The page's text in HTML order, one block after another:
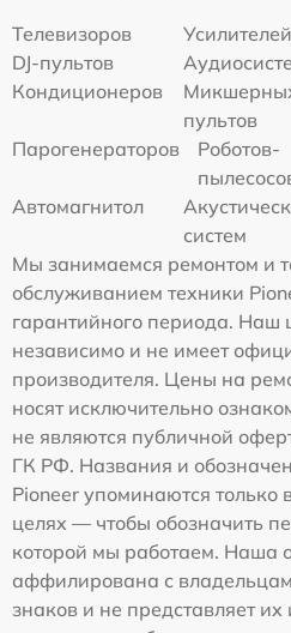
Телевизоров
Усилителей
DJ-пультов
Кондиционеров
пультов
Парогенераторов
Роботов-
Автомагнитол
систем
Мы занимаемся ремонтом и
обслуживанием техники
гарантийного периода. Наш
независимо и не имеет
производителя. Цены на
носят исключительно
не являются публичной
ГК РФ. Названия и
Pioneer упоминаются
целях — чтобы обозначить
которой мы работаем. Наша
аффилирована с
знаков и не представляет